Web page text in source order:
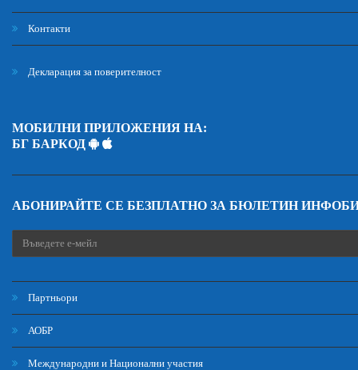
Контакти
Декларация за поверителност
МОБИЛНИ ПРИЛОЖЕНИЯ НА:
БГ БАРКОД
АБОНИРАЙТЕ СЕ БЕЗПЛАТНО ЗА БЮЛЕТИН
Партньори
АОБР
Международни и Национални участия